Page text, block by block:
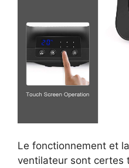
Le fonctionnement et
ventilateur sont certes